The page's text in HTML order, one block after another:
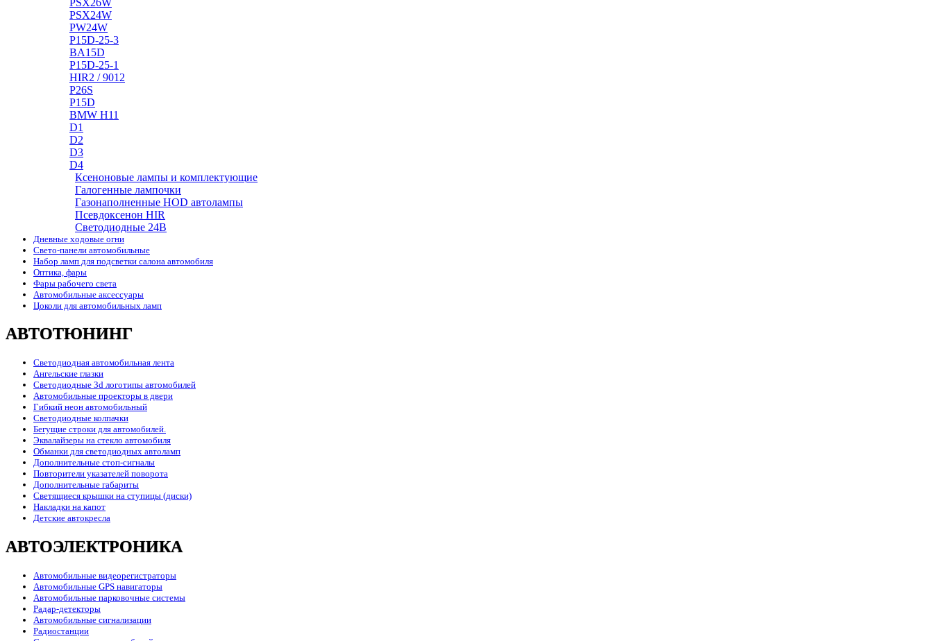
PSX24W
PW24W
P15D-25-3
BA15D
P15D-25-1
HIR2 / 9012
P26S
P15D
BMW H11
D1
D2
D3
D4
Ксеноновые лампы и комплектующие
Галогенные лампочки
Газонаполненные HOD автолампы
Псевдоксенон HIR
Cветодиодные 24B
Дневные ходовые огни
Свето-панели автомобильные
Набор ламп для подсветки салона автомобиля
Оптика, фары
Фары рабочего света
Автомобильные аксессуары
Цоколи для автомобильных ламп
АВТОТЮНИНГ
Светодиодная автомобильная лента
Ангельские глазки
Светодиодные 3d логотипы автомобилей
Автомобильные проекторы в двери
Гибкий неон автомобильный
Светодиодные колпачки
Бегущие строки для автомобилей.
Эквалайзеры на стекло автомобиля
Обманки для светодиодных автоламп
Дополнительные стоп-сигналы
Повторители указателей поворота
Дополнительные габариты
Светящиеся крышки на ступицы (диски)
Накладки на капот
Детские автокресла
АВТОЭЛЕКТРОНИКА
Автомобильные видеорегистраторы
Автомобильные GPS навигаторы
Автомобильные парковочные системы
Радар-детекторы
Автомобильные сигнализации
Радиостанции